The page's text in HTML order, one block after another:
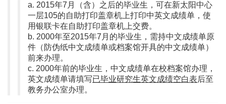
a. 2015年7月（含）之后的毕业生，可在新太阳中心
一层105的自助打印盖章机上打印中英文成绩单，使
用银联卡在自助打印盖章机上交费。
b. 2000年至2015年7月的毕业生，需持中文成绩单原
件（防伪纸中文成绩单或档案馆开具的中文成绩单）
前来办理。
c. 2000年前的毕业生，中文成绩单在校档案馆办理，
英文成绩单请填写已毕业研究生英文成绩空白表后至
教务办公室办理。